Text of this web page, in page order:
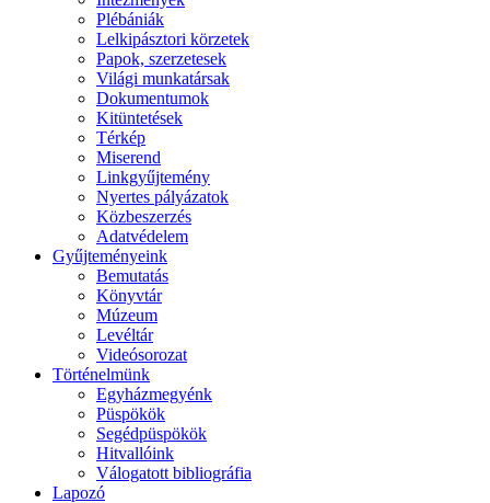
Plébániák
Lelkipásztori körzetek
Papok, szerzetesek
Világi munkatársak
Dokumentumok
Kitüntetések
Térkép
Miserend
Linkgyűjtemény
Nyertes pályázatok
Közbeszerzés
Adatvédelem
Gyűjteményeink
Bemutatás
Könyvtár
Múzeum
Levéltár
Videósorozat
Történelmünk
Egyházmegyénk
Püspökök
Segédpüspökök
Hitvallóink
Válogatott bibliográfia
Lapozó